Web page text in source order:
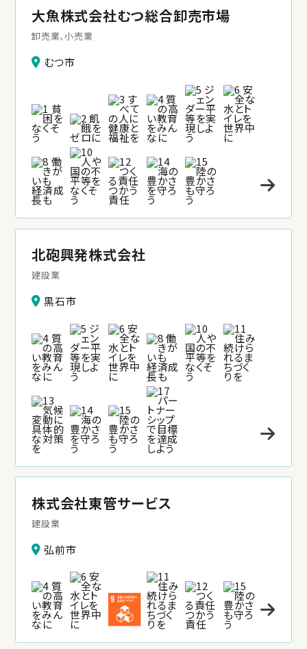
大魚株式会社むつ総合卸売市場
卸売業、小売業
むつ市
北砲興発株式会社
建設業
黒石市
株式会社東管サービス
建設業
弘前市